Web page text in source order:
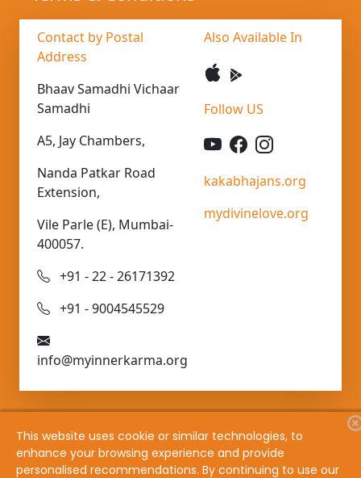
Contact by Postal
Address
Bhaav Samadhi Vichaar
Samadhi
A5, Jay Chambers,
Nanda Patkar Road
Extension,
Vile Parle (E), Mumbai-
400057.
+91 - 22 - 26171392
+91 - 9004545529
info@myinnerkarma.org
Also Available In
Follow US
kakabhajans.org
mydivinelove.org
Copyright @ 1982 - 2026 Bhaav Samadhi Vichaar
This website uses cookie or similar technologies, to
enhance your browsing experience and provide
personalised recommendations. By continuing to use our